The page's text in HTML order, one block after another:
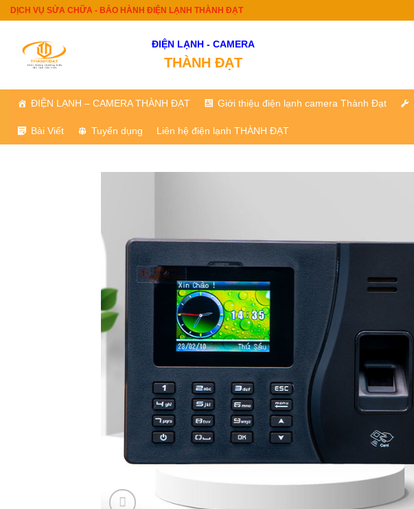
Skip
content
DỊCH VỤ SỬA CHỮA - BẢO HÀNH ĐIỆN LẠNH THÀNH ĐẠT
ĐIỆN LẠNH - CAMERA
THÀNH ĐẠT
ĐIỆN LẠNH – CAMERA THÀNH ĐẠT Giới thiệu điện lạnh camera Thành Đạt
Bài Viết Tuyển dụng Liên hệ điện lạnh THÀNH ĐẠT